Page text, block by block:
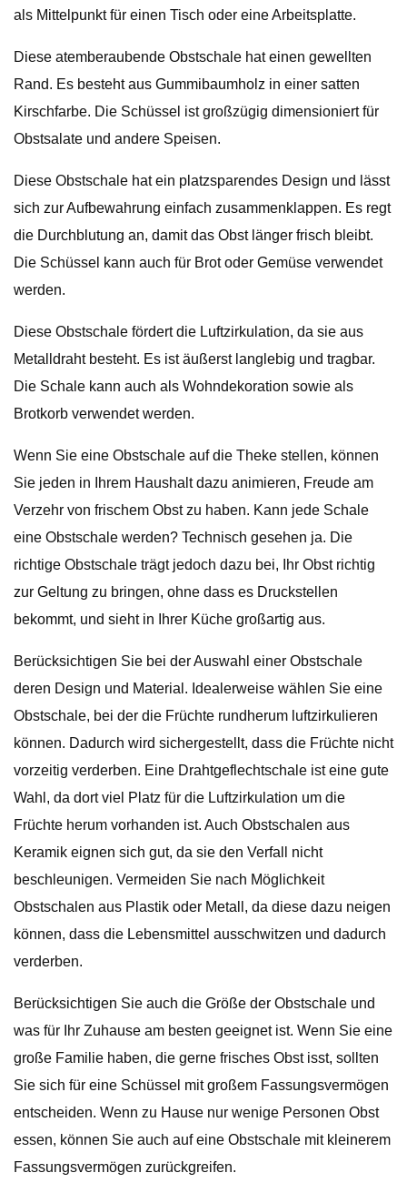
als Mittelpunkt für einen Tisch oder eine Arbeitsplatte.
Diese atemberaubende Obstschale hat einen gewellten
Rand. Es besteht aus Gummibaumholz in einer satten
Kirschfarbe. Die Schüssel ist großzügig dimensioniert für
Obstsalate und andere Speisen.
Diese Obstschale hat ein platzsparendes Design und lässt
sich zur Aufbewahrung einfach zusammenklappen. Es regt
die Durchblutung an, damit das Obst länger frisch bleibt.
Die Schüssel kann auch für Brot oder Gemüse verwendet
werden.
Diese Obstschale fördert die Luftzirkulation, da sie aus
Metalldraht besteht. Es ist äußerst langlebig und tragbar.
Die Schale kann auch als Wohndekoration sowie als
Brotkorb verwendet werden.
Wenn Sie eine Obstschale auf die Theke stellen, können
Sie jeden in Ihrem Haushalt dazu animieren, Freude am
Verzehr von frischem Obst zu haben. Kann jede Schale
eine Obstschale werden? Technisch gesehen ja. Die
richtige Obstschale trägt jedoch dazu bei, Ihr Obst richtig
zur Geltung zu bringen, ohne dass es Druckstellen
bekommt, und sieht in Ihrer Küche großartig aus.
Berücksichtigen Sie bei der Auswahl einer Obstschale
deren Design und Material. Idealerweise wählen Sie eine
Obstschale, bei der die Früchte rundherum luftzirkulieren
können. Dadurch wird sichergestellt, dass die Früchte nicht
vorzeitig verderben. Eine Drahtgeflechtschale ist eine gute
Wahl, da dort viel Platz für die Luftzirkulation um die
Früchte herum vorhanden ist. Auch Obstschalen aus
Keramik eignen sich gut, da sie den Verfall nicht
beschleunigen. Vermeiden Sie nach Möglichkeit
Obstschalen aus Plastik oder Metall, da diese dazu neigen
können, dass die Lebensmittel ausschwitzen und dadurch
verderben.
Berücksichtigen Sie auch die Größe der Obstschale und
was für Ihr Zuhause am besten geeignet ist. Wenn Sie eine
große Familie haben, die gerne frisches Obst isst, sollten
Sie sich für eine Schüssel mit großem Fassungsvermögen
entscheiden. Wenn zu Hause nur wenige Personen Obst
essen, können Sie auch auf eine Obstschale mit kleinerem
Fassungsvermögen zurückgreifen.